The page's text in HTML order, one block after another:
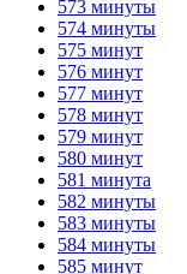
573 минуты
574 минуты
575 минут
576 минут
577 минут
578 минут
579 минут
580 минут
581 минута
582 минуты
583 минуты
584 минуты
585 минут